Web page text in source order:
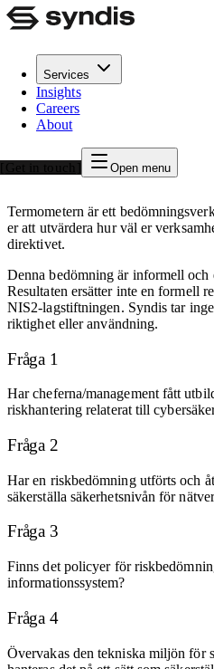
Services
Insights
Careers
About
Get in touch Open menu
NIS2 Termometer
NIS2-direktivet ställer nu högre
infrastruktur. Använd vår
verksamhet mot kraven och se var
Termometern är ett
er att utvärdera hur väl er
direktivet.
Denna bedömning är informell och
Resultaten ersätter inte en formell
NIS2-lagstiftningen. Syndis tar
riktighet eller användning.
Fråga 1
Har cheferna/management fått
riskhantering relaterat till
Fråga 2
Har en riskbedömning utförts och
säkerställa säkerhetsnivån för
Fråga 3
Finns det policyer för
informationssystem?
Fråga 4
Övervakas den tekniska miljön för